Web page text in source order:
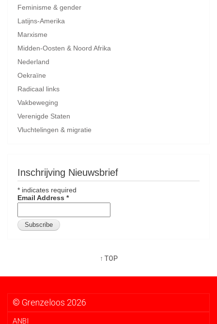
Feminisme & gender
Latijns-Amerika
Marxisme
Midden-Oosten & Noord Afrika
Nederland
Oekraïne
Radicaal links
Vakbeweging
Verenigde Staten
Vluchtelingen & migratie
Inschrijving Nieuwsbrief
* indicates required
Email Address *
↑ TOP
© Grenzeloos 2026
ANBI